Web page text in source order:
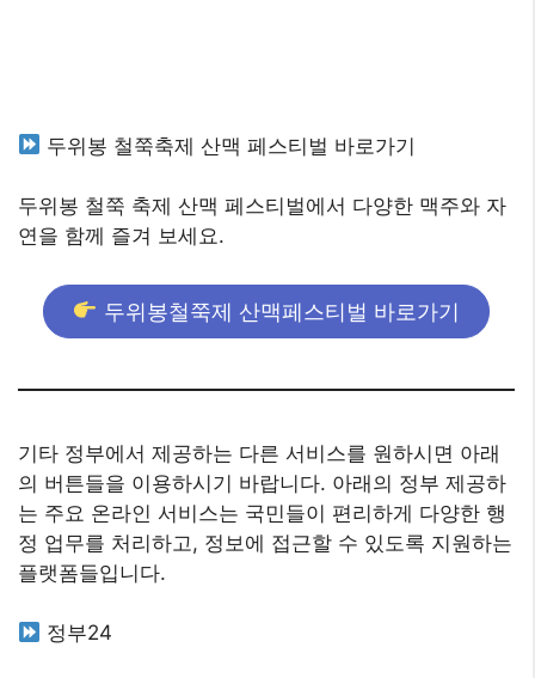
두위봉 철쭉축제 산맥 페스티벌 바로가기
두위봉 철쭉 축제 산맥 페스티벌에서 다양한 맥주와 자
연을 함께 즐겨 보세요.
두위봉철쭉제 산맥페스티벌 바로가기
기타 정부에서 제공하는 다른 서비스를 원하시면 아래
의 버튼들을 이용하시기 바랍니다. 아래의 정부 제공하
는 주요 온라인 서비스는 국민들이 편리하게 다양한 행
정 업무를 처리하고, 정보에 접근할 수 있도록 지원하는
플랫폼들입니다.
정부24